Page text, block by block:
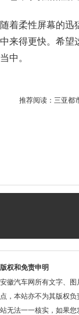
随着柔性屏幕的迅
中来得更快。希望
当中。
推荐阅读： 三亚都
版权和免责申明
安徽汽车网所有文字、
点，本站亦不为其版权
站无法一一核实，如果